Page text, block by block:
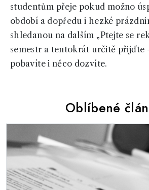
studentům přeje pokud možno
období a dopředu i hezké
shledanou na dalším „Ptejte se
semestr a tentokrát určitě přijďte
pobavíte i něco dozvíte.
Oblíbené